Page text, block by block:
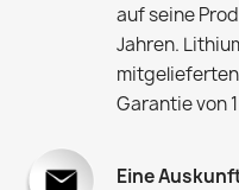
auf seine
Jahren.
Garantie von
Eine